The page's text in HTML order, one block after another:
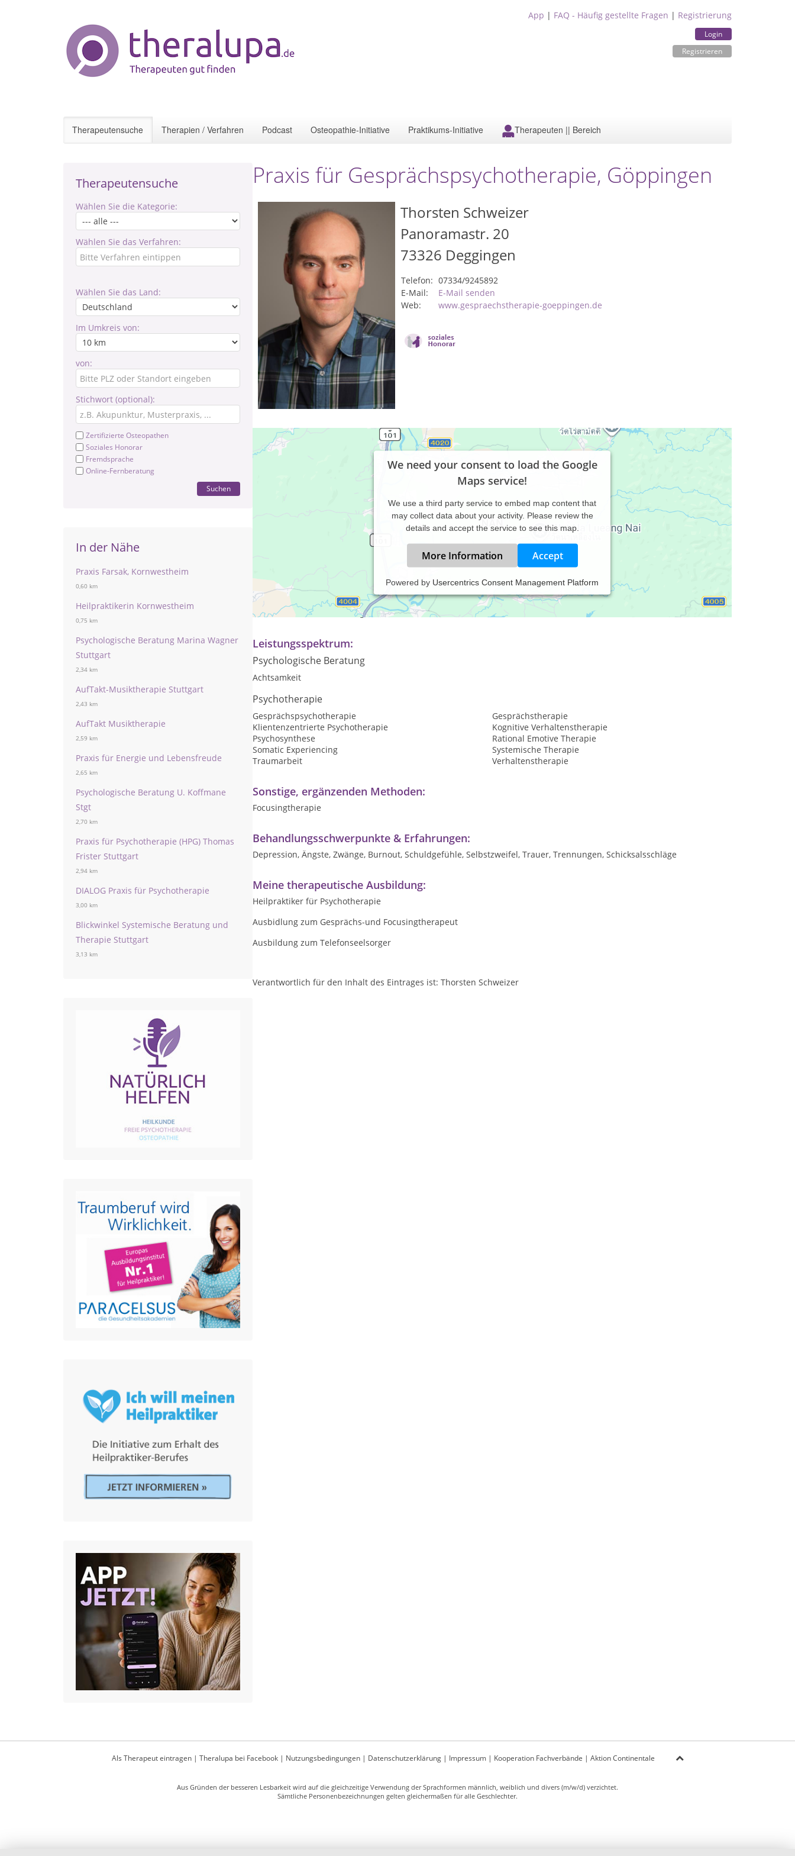
App | FAQ - Häufig gestellte Fragen | Registrierung
Login
Registrieren
Therapeutensuche Therapien / Verfahren Podcast Osteopathie-Initiative Praktikums-Initiative Therapeuten || Bereich
Therapeutensuche
Wählen Sie die Kategorie:
Wählen Sie das Verfahren:
Wählen Sie das Land:
Im Umkreis von:
von:
Stichwort (optional):
Zertifizierte Osteopathen
Soziales Honorar
Fremdsprache
Online-Fernberatung
Suchen
In der Nähe
Praxis Farsak, Kornwestheim
0,60 km
Heilpraktikerin Kornwestheim
0,75 km
Psychologische Beratung Marina Wagner
Stuttgart
2,34 km
AufTakt-Musiktherapie Stuttgart
2,43 km
AufTakt Musiktherapie
2,59 km
Praxis für Energie und Lebensfreude
2,65 km
Psychologische Beratung U. Koffmane
Stgt
2,70 km
Praxis für Psychotherapie (HPG) Thomas
Frister Stuttgart
2,94 km
DIALOG Praxis für Psychotherapie
3,00 km
Blickwinkel Systemische Beratung und
Therapie Stuttgart
3,13 km
Praxis für Gesprächspsychotherapie, Göppingen
Thorsten Schweizer
Panoramastr. 20
73326 Deggingen
Telefon: 07334/9245892
E-Mail:
E-Mail senden
Web:
www.gespraechstherapie-goeppingen.de
We need your consent to load the Google
Maps service!
We use a third party service to embed map content that
may collect data about your activity. Please review the
details and accept the service to see this map.
More Information Accept
Powered by Usercentrics Consent Management Platform
Praxiszeiten:
Termine nach Vereinbarung
Leistungsspektrum:
Psychologische Beratung
Achtsamkeit
Psychotherapie
Gesprächspsychotherapie
Gesprächstherapie
Klientenzentrierte Psychotherapie
Kognitive Verhaltenstherapie
Psychosynthese
Rational Emotive Therapie
Somatic Experiencing
Systemische Therapie
Traumarbeit
Verhaltenstherapie
Sonstige, ergänzenden Methoden:
Focusingtherapie
Behandlungsschwerpunkte & Erfahrungen:
Depression, Ängste, Zwänge, Burnout, Schuldgefühle, Selbstzweifel, Trauer, Trennungen, Schicksalsschläge
Meine therapeutische Ausbildung:
Heilpraktiker für Psychotherapie
Ausbidlung zum Gesprächs-und Focusingtherapeut
Ausbildung zum Telefonseelsorger
Verantwortlich für den Inhalt des Eintrages ist: Thorsten Schweizer
Als Therapeut eintragen| Theralupa bei Facebook| Nutzungsbedingungen| Datenschutzerklärung| Impressum| Kooperation Fachverbände | Aktion Continentale
Aus Gründen der besseren Lesbarkeit wird auf die gleichzeitige Verwendung der Sprachformen männlich, weiblich und divers (m/w/d) verzichtet.
Sämtliche Personenbezeichnungen gelten gleichermaßen für alle Geschlechter.